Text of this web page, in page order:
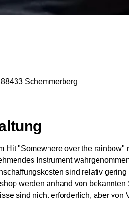
Schemmerberg
Hit "Somewhere over the
Instrument
sind relativ
werden anhand von
sind nicht erforderlich, aber von